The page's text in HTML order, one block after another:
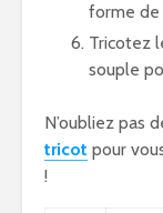
forme de
Tricotez
souple
N’oubliez pas
tricot pour
!